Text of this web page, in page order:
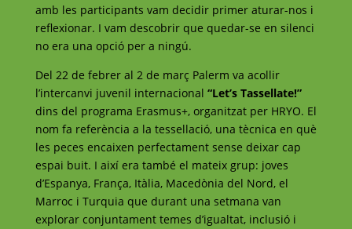
amb les participants vam decidir primer aturar-nos i
reflexionar. I vam descobrir que quedar-se en silenci
no era una opció per a ningú.
Del 22 de febrer al 2 de març Palerm va acollir
l’intercanvi juvenil internacional “Let’s Tassellate!”
dins del programa Erasmus+, organitzat per HRYO. El
nom fa referència a la tessellació, una tècnica en què
les peces encaixen perfectament sense deixar cap
espai buit. I així era també el mateix grup: joves
d’Espanya, França, Itàlia, Macedònia del Nord, el
Marroc i Turquia que durant una setmana van
explorar conjuntament temes d’igualtat, inclusió i